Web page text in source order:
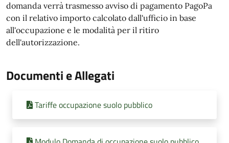
domanda verrà trasmesso avviso di pagamento PagoPa
con il relativo importo calcolato dall'ufficio in base
all'occupazione e le modalità per il ritiro
dell'autorizzazione.
Documenti e Allegati
Tariffe occupazione suolo pubblico